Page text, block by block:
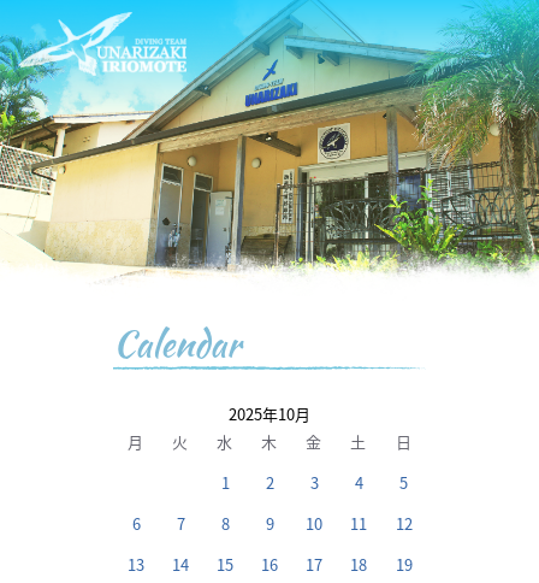
Calendar
2025年10月
月
火 水 木 金 土 日
1 2 3 4
5
6
7 8 9 10 11
12
13
14 15 16 17 18
19